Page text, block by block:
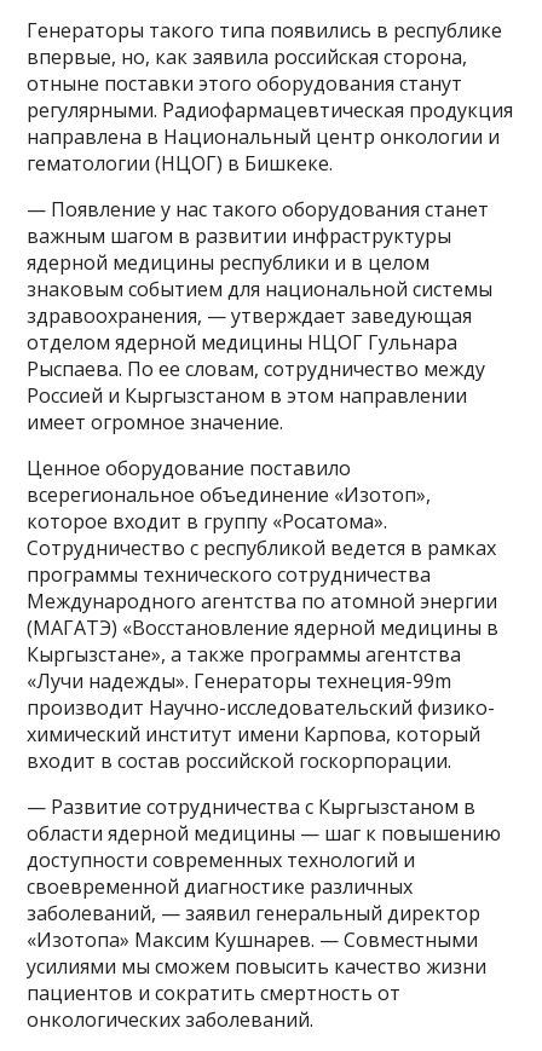
Генераторы такого типа появились в республике
впервые, но, как заявила российская сторона,
отныне поставки этого оборудования станут
регулярными. Радиофармацевтическая продукция
направлена в Национальный центр онкологии и
гематологии (НЦОГ) в Бишкеке.
— Появление у нас такого оборудования станет
важным шагом в развитии инфраструктуры
ядерной медицины республики и в целом
знаковым событием для национальной системы
здравоохранения, — утверждает заведующая
отделом ядерной медицины НЦОГ Гульнара
Рыспаева. По ее словам, сотрудничество между
Россией и Кыргызстаном в этом направлении
имеет огромное значение.
Ценное оборудование поставило
всерегиональное объединение «Изотоп»,
которое входит в группу «Росатома».
Сотрудничество с республикой ведется в рамках
программы технического сотрудничества
Международного агентства по атомной энергии
(МАГАТЭ) «Восстановление ядерной медицины в
Кыргызстане», а также программы агентства
«Лучи надежды». Генераторы технеция-99m
производит Научно-исследовательский физико-
химический институт имени Карпова, который
входит в состав российской госкорпорации.
— Развитие сотрудничества с Кыргызстаном в
области ядерной медицины — шаг к повышению
доступности современных технологий и
своевременной диагностике различных
заболеваний, — заявил генеральный директор
«Изотопа» Максим Кушнарев. — Совместными
усилиями мы сможем повысить качество жизни
пациентов и сократить смертность от
онкологических заболеваний.